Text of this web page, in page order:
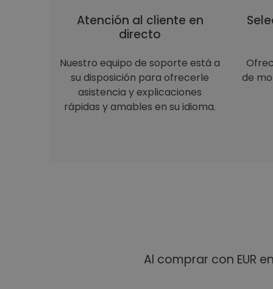
Atención al cliente en
directo
Nuestro equipo de soporte está a
su disposición para ofrecerle
asistencia y explicaciones
rápidas y amables en su idioma.
de
Al comprar con EUR